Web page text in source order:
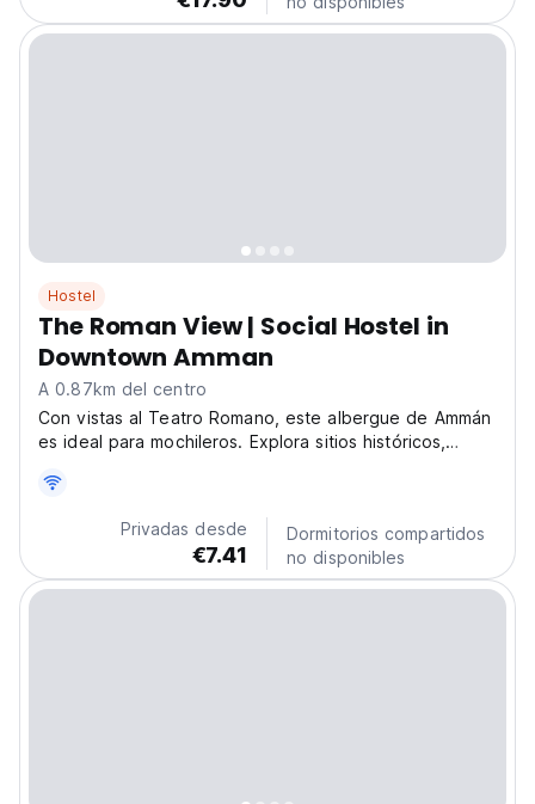
Hostel
The Roman View | Social Hostel in
Downtown Amman
A 0.87km del centro
Con vistas al Teatro Romano, este albergue de Ammán
es ideal para mochileros. Explora sitios históricos,
centro de la ciudad de Ammán. (Auto-translated from
Privadas desde
€7.41
Dormitorios compartidos
no disponibles